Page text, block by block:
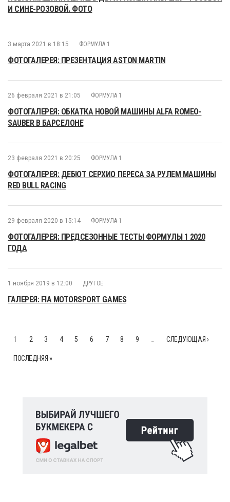
И СИНЕ-РОЗОВОЙ. ФОТО
3 марта 2021 в 18:15 ФОРМУЛА 1
ФОТОГАЛЕРЕЯ: ПРЕЗЕНТАЦИЯ ASTON MARTIN
26 февраля 2021 в 21:05 ФОРМУЛА 1
ФОТОГАЛЕРЕЯ: ОБКАТКА НОВОЙ МАШИНЫ ALFA ROMEO-
SAUBER В БАРСЕЛОНЕ
23 февраля 2021 в 20:25 ФОРМУЛА 1
ФОТОГАЛЕРЕЯ: ДЕБЮТ СЕРХИО ПЕРЕСА ЗА РУЛЕМ МАШИНЫ
RED BULL RACING
29 февраля 2020 в 15:14 ФОРМУЛА 1
ФОТОГАЛЕРЕЯ: ПРЕДСЕЗОННЫЕ ТЕСТЫ ФОРМУЛЫ 1 2020
ГОДА
1 ноября 2019 в 12:00 ДРУГОЕ
ГАЛЕРЕЯ: FIA MOTORSPORT GAMES
1 2 3 4 5 6 7 8 9 СЛЕДУЮЩАЯ ›
ПОСЛЕДНЯЯ »